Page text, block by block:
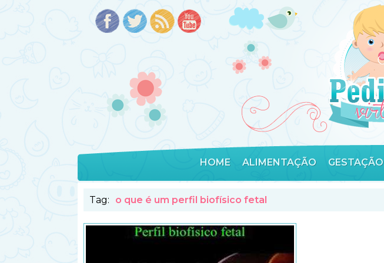
HOME ALIMENTAÇÃO GESTAÇÃO
Tag: o que é um perfil biofísico fetal